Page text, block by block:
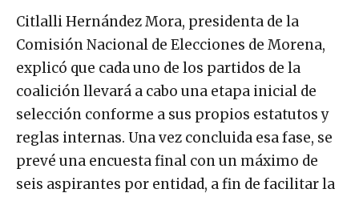
Citlalli Hernández Mora, presidenta de la
Comisión Nacional de Elecciones de Morena,
explicó que cada uno de los partidos de la
coalición llevará a cabo una etapa inicial de
selección conforme a sus propios estatutos y
reglas internas. Una vez concluida esa fase, se
prevé una encuesta final con un máximo de
seis aspirantes por entidad, a fin de facilitar la